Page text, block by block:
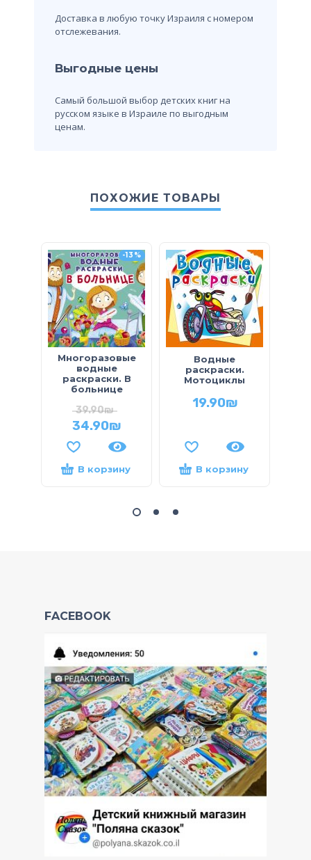
Доставка в любую точку Израиля с номером
отслежевания.
Выгодные цены
Самый большой выбор детских книг на
русском языке в Израиле по выгодным
ценам.
ПОХОЖИЕ ТОВАРЫ
-13%
Многоразовые
водные
раскраски. В
больнице
39.90₪
34.90₪
В корзину
Водные
раскраски.
Мотоциклы
19.90₪
В корзину
FACEBOOK